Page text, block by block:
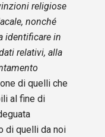
religiose
nonché
identificare in
relativi, alla
di quelli che
al fine di
di quelli da noi